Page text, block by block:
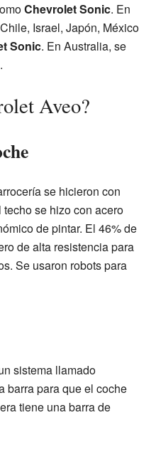
Chevrolet Sonic. En
Israel, Japón, México
Sonic. En Australia, se
.
Aveo?
se hicieron con
se hizo con acero
de pintar. El 46% de
de alta resistencia para
Se usaron robots para
sistema llamado
barra para que el coche
tiene una barra de